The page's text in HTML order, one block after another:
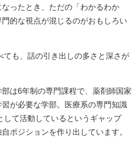
ったとき、ただの「わかるわか
的な視点が混じるのがおもしろい
ても、話の引き出しの多さと深さが
部は6年制の専門課程で、薬剤師国家
が必要な学部。医療系の専門知識
して活動しているというギャップ
ポジションを作り出しています。